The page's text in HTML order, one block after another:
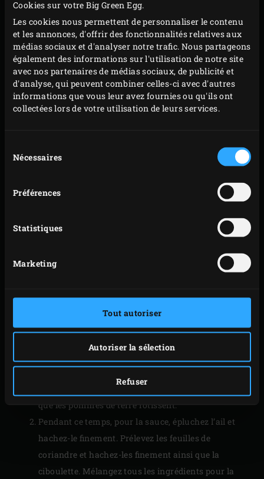
Cookies sur votre Big Green Egg.
Les cookies nous permettent de personnaliser le contenu
et les annonces, d'offrir des fonctionnalités relatives aux
médias sociaux et d'analyser notre trafic. Nous partageons
également des informations sur l'utilisation de notre site
avec nos partenaires de médias sociaux, de publicité et
d'analyse, qui peuvent combiner celles-ci avec d'autres
informations que vous leur avez fournies ou qu'ils ont
collectées lors de votre utilisation de leurs services.
duNécessaires
Préférences
Statistiques
Marketing
Tout autoriser
Autoriser la sélection
Refuser
Posez le poulet sur la grille et enfoncez la sonde du
que la température à cœur soit atteinte, pendant
que les pommes de terre rôtissent.
Pendant ce temps, pour la sauce, épluchez l’ail et
hachez-le finement. Prélevez les feuilles de
coriandre et hachez-les finement ainsi que la
ciboulette. Mélangez tous les ingrédients pour la